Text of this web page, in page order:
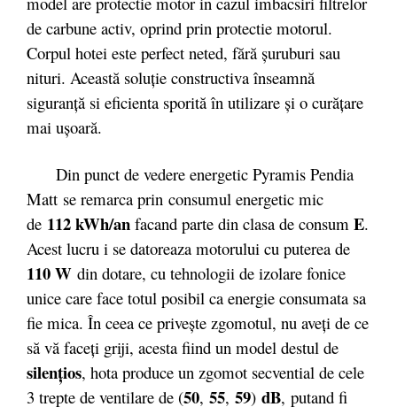
de carbune activ, oprind prin protectie motorul.
Corpul hotei este perfect neted, fără şuruburi sau
nituri. Această soluţie constructiva înseamnă
siguranţă si eficienta sporită în utilizare şi o curăţare
mai uşoară.
Din punct de vedere energetic Pyramis Pendia
Matt se remarca prin consumul energetic mic
de 112 kWh/an facand parte din clasa de consum E.
Acest lucru i se datoreaza motorului cu puterea de
110 W din dotare, cu tehnologii de izolare fonice
unice care face totul posibil ca energie consumata sa
fie mica. În ceea ce priveşte zgomotul, nu aveţi de ce
să vă faceţi griji, acesta fiind un model destul de
silenţios, hota produce un zgomot secvential de cele
3 trepte de ventilare de (50, 55, 59) dB, putand fi